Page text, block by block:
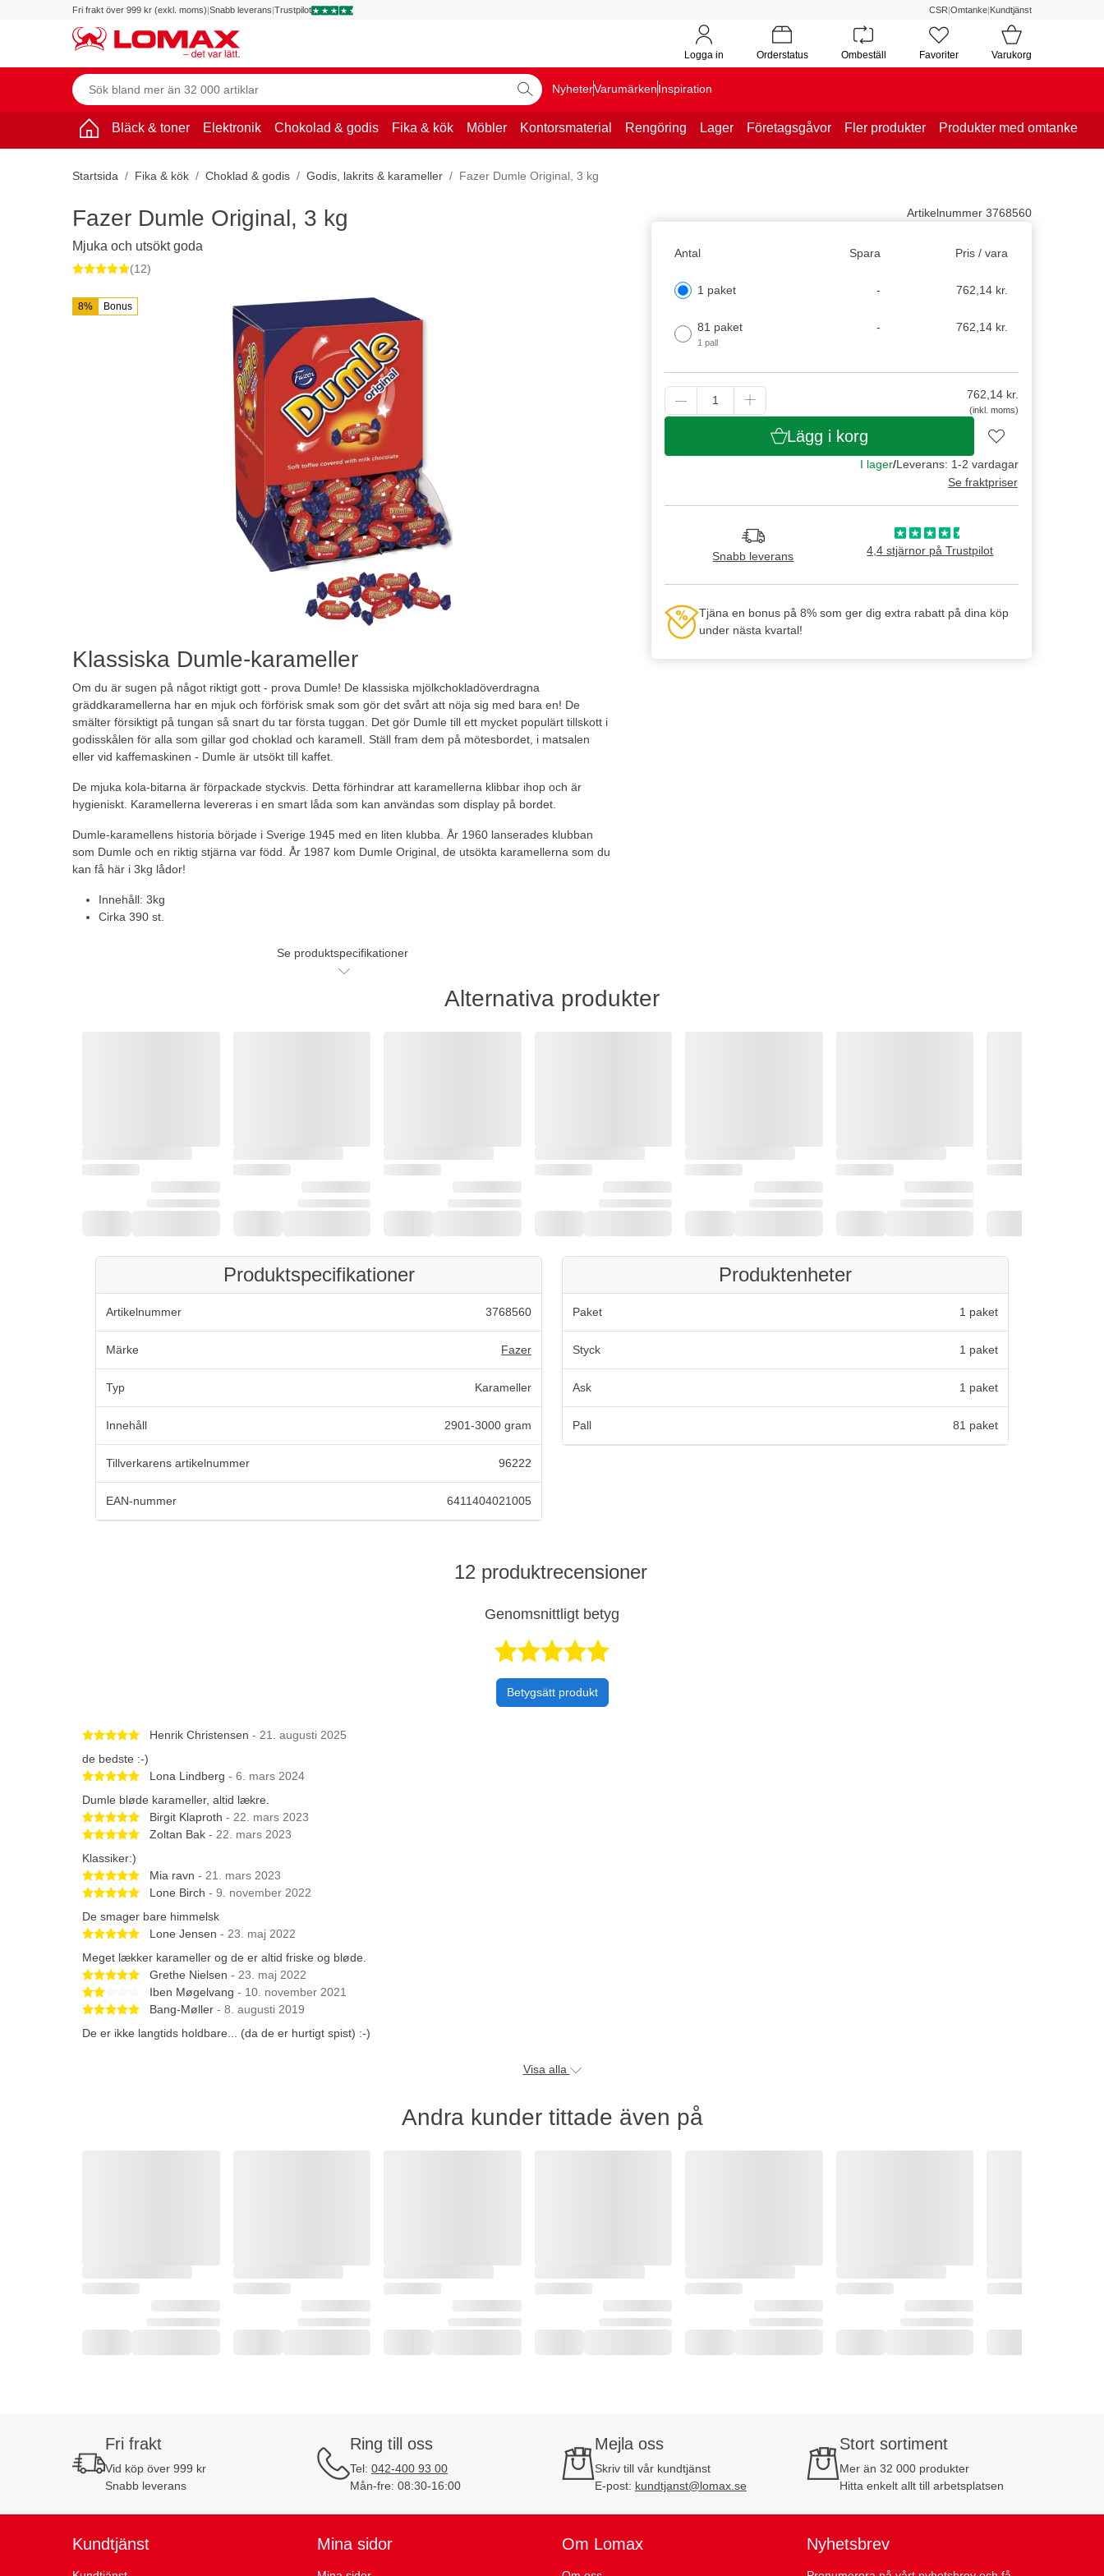
Fri frakt över 999 kr (exkl. moms)|Snabb leverans|Trustpilot CSR|Omtanke|Kundtjänst
Logga in Orderstatus Ombeställ Favoriter Varukorg
NyheterVarumärkenInspiration
Bläck & toner Elektronik Chokolad & godis Fika & kök Möbler Kontorsmaterial Rengöring Lager Företagsgåvor Fler produkter Produkter med omtanke
Startsida Fika & kök Choklad & godis Godis, lakrits & karameller Fazer Dumle Original, 3 kg
8% Bonus
Klassiska Dumle-karameller
Om du är sugen på något riktigt gott - prova Dumle! De klassiska mjölkchokladöverdragna
gräddkaramellerna har en mjuk och förförisk smak som gör det svårt att nöja sig med bara en! De
smälter försiktigt på tungan så snart du tar första tuggan. Det gör Dumle till ett mycket populärt tillskott i
godisskålen för alla som gillar god choklad och karamell. Ställ fram dem på mötesbordet, i matsalen
eller vid kaffemaskinen - Dumle är utsökt till kaffet.
De mjuka kola-bitarna är förpackade styckvis. Detta förhindrar att karamellerna klibbar ihop och är
hygieniskt. Karamellerna levereras i en smart låda som kan användas som display på bordet.
Dumle-karamellens historia började i Sverige 1945 med en liten klubba. År 1960 lanserades klubban
som Dumle och en riktig stjärna var född. År 1987 kom Dumle Original, de utsökta karamellerna som du
kan få här i 3kg lådor!
Innehåll: 3kg
Cirka 390 st.
Se produktspecifikationer
Artikelnummer 3768560
Antal Spara Pris / vara
1 paket - 762,14 kr.
81 paket
1 pall
- 762,14 kr.
762,14kr.
(inkl. moms)
Lägg i korg
I lager/Leverans: 1-2 vardagar
Se fraktpriser
Snabb leverans 4,4 stjärnor på Trustpilot
Tjäna en bonus på 8% som ger dig extra rabatt på dina köp
under nästa kvartal!
Fazer Dumle Original, 3 kg
Mjuka och utsökt goda
(12)
Alternativa produkter
Produktspecifikationer
Artikelnummer 3768560
Märke Fazer
Typ Karameller
Innehåll 2901-3000 gram
Tillverkarens artikelnummer 96222
EAN-nummer 6411404021005
Produktenheter
Paket 1 paket
Styck 1 paket
Ask 1 paket
Pall 81 paket
12 produktrecensioner
Genomsnittligt betyg
Betygsatt 4,6 av 5 stjärnor
Betygsätt produkt
Betygsatt 5 av 5 stjärnor
Henrik Christensen - 21. augusti 2025
de bedste :-)
Betygsatt 5 av 5 stjärnor
Lona Lindberg - 6. mars 2024
Dumle bløde karameller, altid lækre.
Betygsatt 5 av 5 stjärnor
Birgit Klaproth - 22. mars 2023
Betygsatt 5 av 5 stjärnor
Zoltan Bak - 22. mars 2023
Klassiker:)
Betygsatt 5 av 5 stjärnor
Mia ravn - 21. mars 2023
Betygsatt 5 av 5 stjärnor
Lone Birch - 9. november 2022
De smager bare himmelsk
Betygsatt 5 av 5 stjärnor
Lone Jensen - 23. maj 2022
Meget lækker karameller og de er altid friske og bløde.
Betygsatt 5 av 5 stjärnor
Grethe Nielsen - 23. maj 2022
Betygsatt 2 av 5 stjärnor
Iben Møgelvang - 10. november 2021
Betygsatt 5 av 5 stjärnor
Bang-Møller - 8. augusti 2019
De er ikke langtids holdbare... (da de er hurtigt spist) :-)
Visa alla
Andra kunder tittade även på
Fri frakt
Vid köp över 999 kr
Snabb leverans
Ring till oss
Tel: 042-400 93 00
Mån-fre: 08:30-16:00
Mejla oss
Skriv till vår kundtjänst
E-post: kundtjanst@lomax.se
Stort sortiment
Mer än 32 000 produkter
Hitta enkelt allt till arbetsplatsen
Kundtjänst Mina sidor Om Lomax Nyhetsbrev